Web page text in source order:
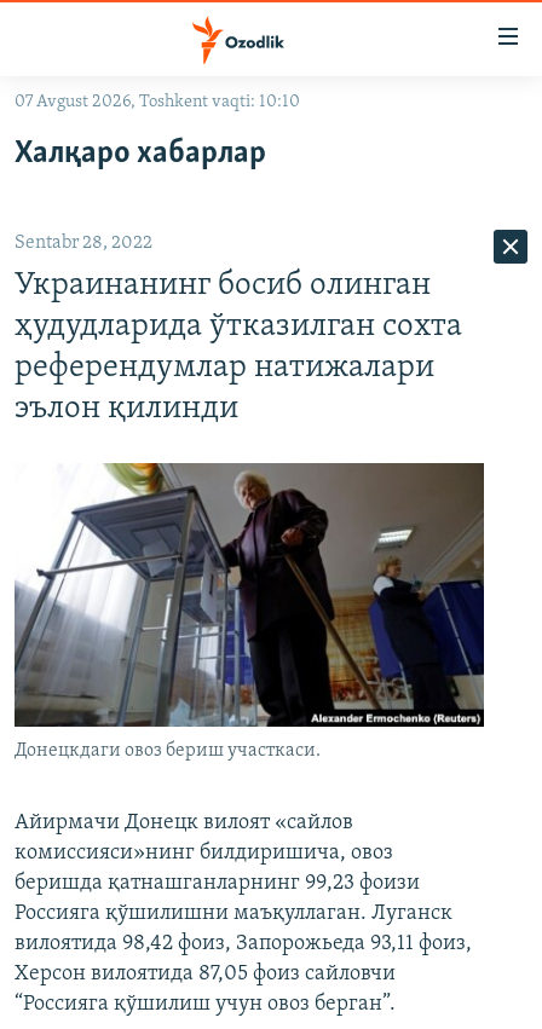
Асосий
навигацияга
Қидиришга
ўтинг
OZODVIDEO
На русском
ИЖТИМОИЙ ТАРМОҚЛАР
Озодлик бошқа тилларда
07 Avgust 2026, Toshkent vaqti: 10:10
Халқаро хабарлар
Sentabr 28, 2022
Украинанинг босиб олинган
ҳудудларида ўтказилган сохта
референдумлар натижалари
эълон қилинди
Донецкдаги овоз бериш участкаси.
Айирмачи Донецк вилоят «сайлов
комиссияси»нинг билдиришича, овоз
беришда қатнашганларнинг 99,23 фоизи
Россияга қўшилишни маъқуллаган. Луганск
вилоятида 98,42 фоиз, Запорожьеда 93,11 фоиз,
Херсон вилоятида 87,05 фоиз сайловчи
“Россияга қўшилиш учун овоз берган”.